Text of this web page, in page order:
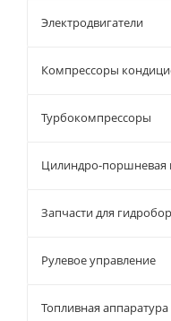
Электродвигатели
Компрессоры
Турбокомпрессоры
Цилиндро-поршневая
Запчасти для
Рулевое управление
Топливная аппаратура